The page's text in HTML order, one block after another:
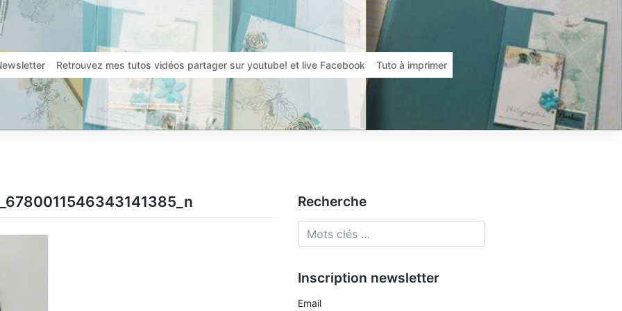
Retrouvez mes tutos vidéos partager sur youtube! et live Facebook Tuto à imprimer
Recherche
Inscription newsletter
Email